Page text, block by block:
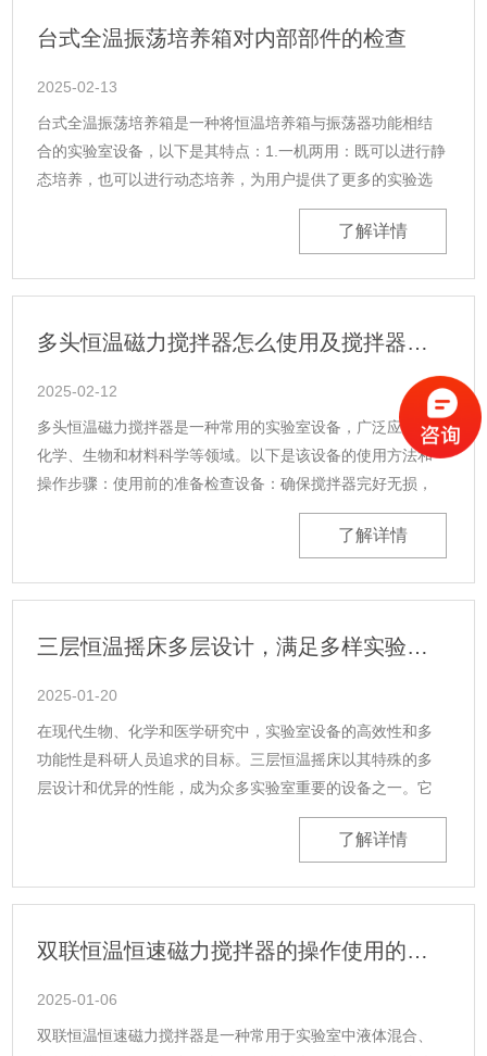
台式全温振荡培养箱对内部部件的检查
2025-02-13
台式全温振荡培养箱是一种将恒温培养箱与振荡器功能相结
合的实验室设备，以下是其特点：1.一机两用：既可以进行静
态培养，也可以进行动态培养，为用户提供了更多的实验选
择。2.温度控制精准：采用先进的温控系统，能够精确控制温
了解详情
多头恒温磁力搅拌器怎么使用及搅拌器如何操作
2025-02-12
多头恒温磁力搅拌器是一种常用的实验室设备，广泛应用于
化学、生物和材料科学等领域。以下是该设备的使用方法和
操作步骤：使用前的准备检查设备：确保搅拌器完好无损，
电源线和插头没有损坏。清洁工作台：确保工作台清洁，以
了解详情
三层恒温摇床多层设计，满足多样实验需求
2025-01-20
在现代生物、化学和医学研究中，实验室设备的高效性和多
功能性是科研人员追求的目标。三层恒温摇床以其特殊的多
层设计和优异的性能，成为众多实验室重要的设备之一。它
不仅能够满足多样化的实验需求，还能有效提升实验效率和
了解详情
双联恒温恒速磁力搅拌器的操作使用的三个常见问题
2025-01-06
双联恒温恒速磁力搅拌器是一种常用于实验室中液体混合、